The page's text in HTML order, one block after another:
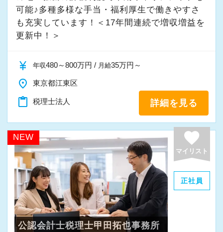
可能♪多種多様な手当・福利厚生で働きやすさ
も充実しています！＜17年間連続で増収増益を
更新中！＞
currency_yen 年収480～800万円 / 月給35万円～
place 東京都江東区
content_paste 税理士法人 詳細を見る
NEW favorite
マイリスト
正社員
公認会計士税理士甲田拓也事務所